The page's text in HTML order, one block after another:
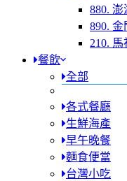
880. 澎
890. 金
210.
餐飲
全部
各式餐廳
生鮮海產
早午晚餐
麵食便當
台灣小吃